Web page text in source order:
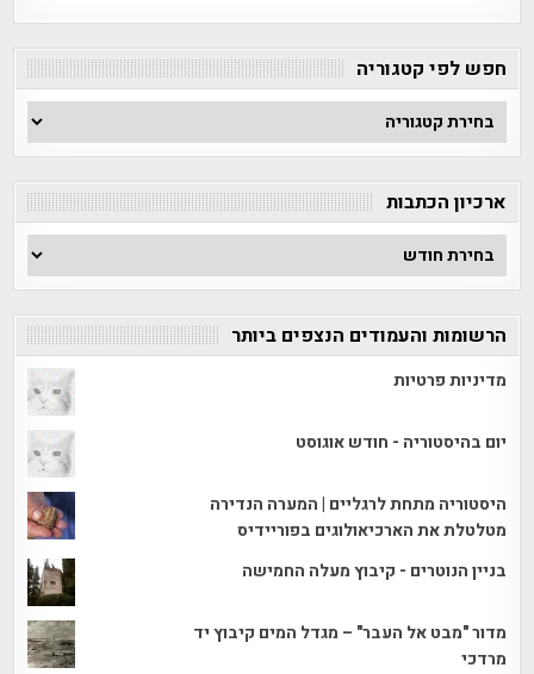
חפש לפי קטגוריה
חפש
לפי
ארכיון הכתבות
ארכיון
הכתבות
הרשומות והעמודים הנצפים ביותר
מדיניות פרטיות
יום בהיסטוריה - חודש אוגוסט
היסטוריה מתחת לרגליים | המערה הנדירה
מטלטלת את הארכיאולוגים בפוריידיס
בניין הנוטרים - קיבוץ מעלה החמישה
מדור "מבט אל העבר" – מגדל המים קיבוץ יד
מרדכי